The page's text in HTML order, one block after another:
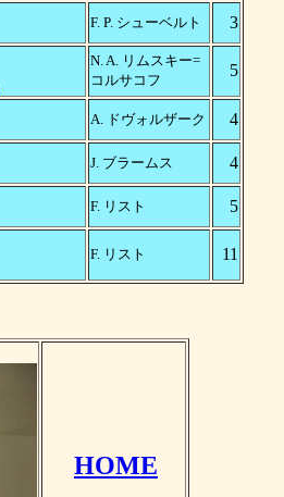
F. P. シューベルト 3
N. A. リムスキー=
コルサコフ
5
A. ドヴォルザーク 4
J. ブラームス 4
F. リスト 5
F. リスト 11
HOME